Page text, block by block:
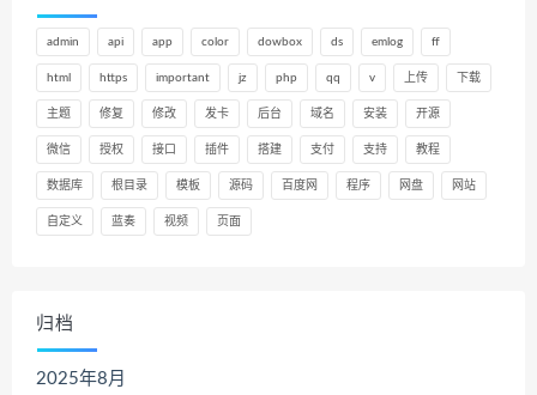
admin api app color dowbox ds emlog ff
html https important jz php qq v 上传 下载
主题 修复 修改 发卡 后台 域名 安装 开源
微信 授权 接口 插件 搭建 支付 支持 教程
数据库 根目录 模板 源码 百度网 程序 网盘 网站
自定义 蓝奏 视频 页面
归档
2025年8月